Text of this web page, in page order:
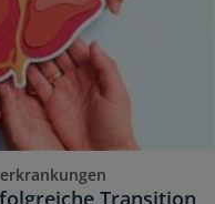
Transition